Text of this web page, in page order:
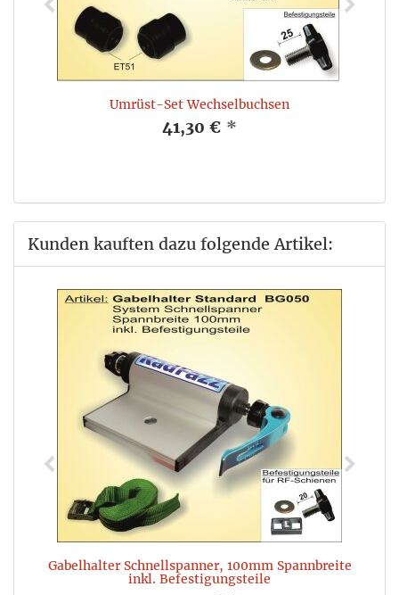
Umrüst-Set Wechselbuchsen
41,30 € *
Kunden kauften dazu folgende Artikel:
Gabelhalter Schnellspanner, 100mm Spannbreite
inkl. Befestigungsteile